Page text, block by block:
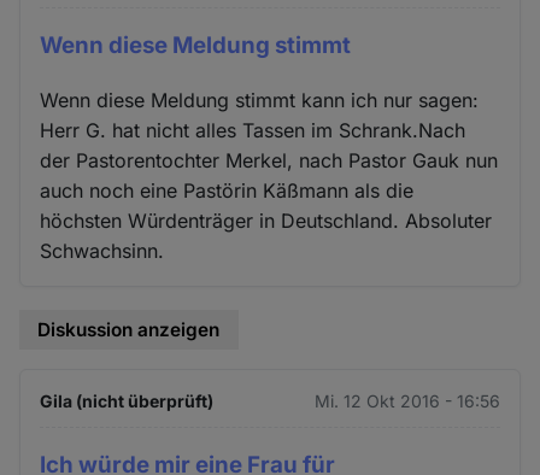
Wenn diese Meldung stimmt
Wenn diese Meldung stimmt kann ich nur sagen:
Herr G. hat nicht alles Tassen im Schrank.Nach
der Pastorentochter Merkel, nach Pastor Gauk nun
auch noch eine Pastörin Käßmann als die
höchsten Würdenträger in Deutschland. Absoluter
Schwachsinn.
Diskussion anzeigen
Gila (nicht überprüft) Mi. 12 Okt 2016 - 16:56
Ich würde mir eine Frau für